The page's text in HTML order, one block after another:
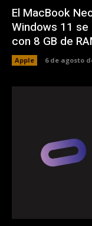
El MacBook
Windows 11
con 8 GB de
Apple 6 de agosto